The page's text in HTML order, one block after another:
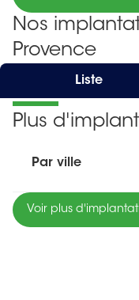
Nos
Provence
Liste
Plus
Par ville
Voir plus